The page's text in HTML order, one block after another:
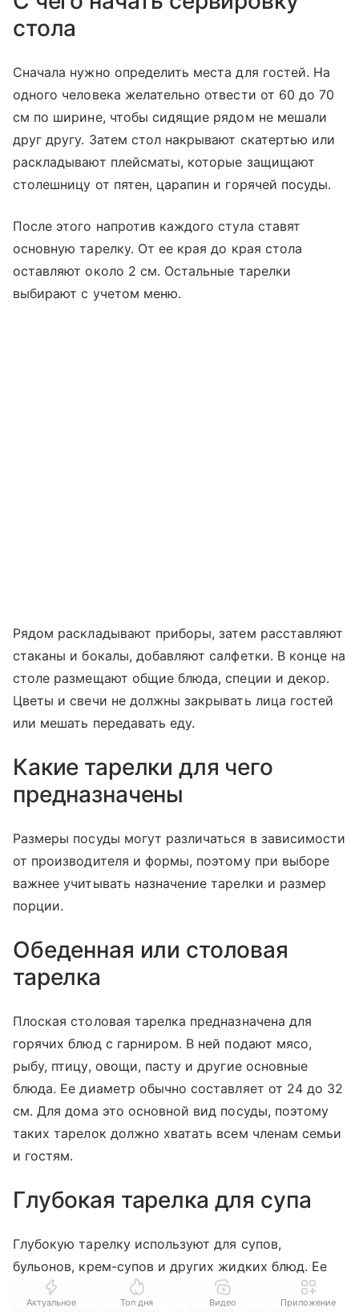
стола
Сначала нужно определить места для гостей. На
одного человека желательно отвести от 60 до 70
см по ширине, чтобы сидящие рядом не мешали
друг другу. Затем стол накрывают скатертью или
раскладывают плейсматы, которые защищают
столешницу от пятен, царапин и горячей посуды.
После этого напротив каждого стула ставят
основную тарелку. От ее края до края стола
оставляют около 2 см. Остальные тарелки
выбирают с учетом меню.
Рядом раскладывают приборы, затем расставляют
стаканы и бокалы, добавляют салфетки. В конце на
столе размещают общие блюда, специи и декор.
Цветы и свечи не должны закрывать лица гостей
или мешать передавать еду.
Какие тарелки для чего
предназначены
Размеры посуды могут различаться в зависимости
от производителя и формы, поэтому при выборе
важнее учитывать назначение тарелки и размер
порции.
Обеденная или столовая
тарелка
Плоская столовая тарелка предназначена для
горячих блюд с гарниром. В ней подают мясо,
рыбу, птицу, овощи, пасту и другие основные
блюда. Ее диаметр обычно составляет от 24 до 32
см. Для дома это основной вид посуды, поэтому
таких тарелок должно хватать всем членам семьи
и гостям.
Глубокая тарелка для супа
Глубокую тарелку используют для супов,
бульонов, крем-супов и других жидких блюд. Ее
диаметр обычно составляет от 20 до 25 см, а
Актуальное Топ дня Видео Приложение